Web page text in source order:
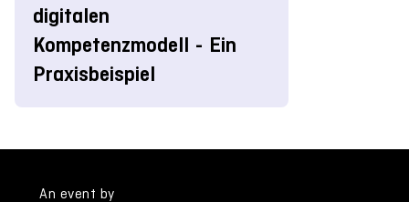
digitalen
Kompetenzmodell - Ein
Praxisbeispiel
An event by